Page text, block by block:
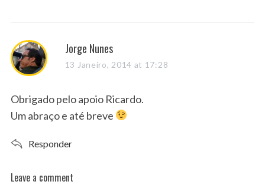
s
a
s
:
Jorge Nunes
13 Janeiro, 2014 at 17:28
Obrigado pelo apoio Ricardo.
Um abraço e até breve
Responder
L
Leave a comment